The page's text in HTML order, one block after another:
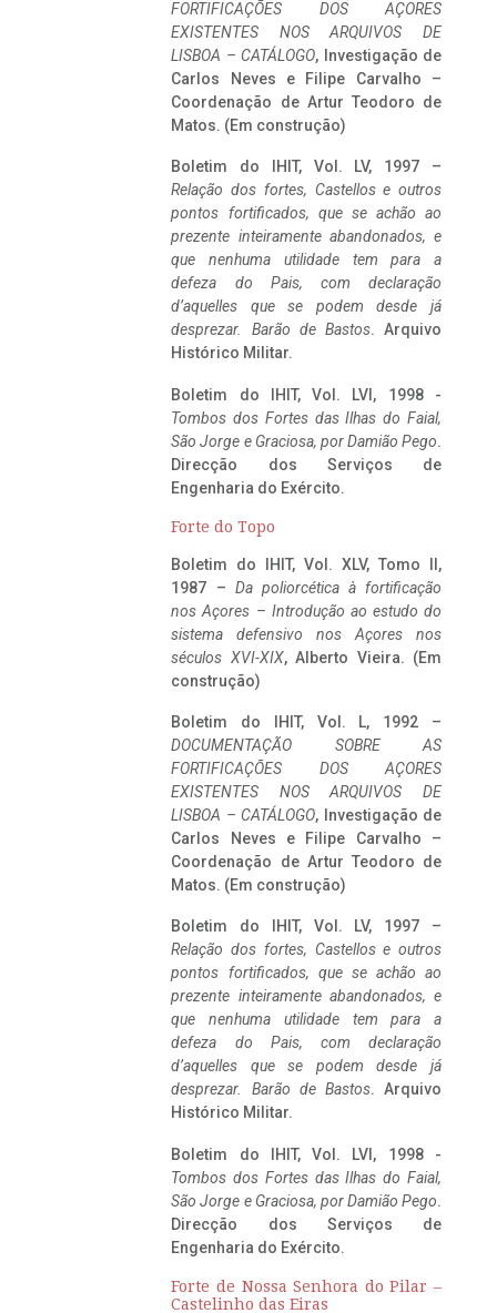
FORTIFICAÇÕES DOS AÇORES
EXISTENTES NOS ARQUIVOS DE
LISBOA – CATÁLOGO, Investigação de
Carlos Neves e Filipe Carvalho –
Coordenação de Artur Teodoro de
Matos. (Em construção)
Boletim do IHIT, Vol. LV, 1997 –
Relação dos fortes, Castellos e outros
pontos fortificados, que se achão ao
prezente inteiramente abandonados, e
que nenhuma utilidade tem para a
defeza do Pais, com declaração
d’aquelles que se podem desde já
desprezar. Barão de Bastos. Arquivo
Histórico Militar.
Boletim do IHIT, Vol. LVI, 1998 -
Tombos dos Fortes das Ilhas do Faial,
São Jorge e Graciosa, por Damião Pego.
Direcção dos Serviços de
Engenharia do Exército.
Forte do Topo
Boletim do IHIT, Vol. XLV, Tomo II,
1987 – Da poliorcética à fortificação
nos Açores – Introdução ao estudo do
sistema defensivo nos Açores nos
séculos XVI-XIX, Alberto Vieira. (Em
construção)
Boletim do IHIT, Vol. L, 1992 –
DOCUMENTAÇÃO SOBRE AS
FORTIFICAÇÕES DOS AÇORES
EXISTENTES NOS ARQUIVOS DE
LISBOA – CATÁLOGO, Investigação de
Carlos Neves e Filipe Carvalho –
Coordenação de Artur Teodoro de
Matos. (Em construção)
Boletim do IHIT, Vol. LV, 1997 –
Relação dos fortes, Castellos e outros
pontos fortificados, que se achão ao
prezente inteiramente abandonados, e
que nenhuma utilidade tem para a
defeza do Pais, com declaração
d’aquelles que se podem desde já
desprezar. Barão de Bastos. Arquivo
Histórico Militar.
Boletim do IHIT, Vol. LVI, 1998 -
Tombos dos Fortes das Ilhas do Faial,
São Jorge e Graciosa, por Damião Pego.
Direcção dos Serviços de
Engenharia do Exército.
Forte de Nossa Senhora do Pilar –
Castelinho das Eiras